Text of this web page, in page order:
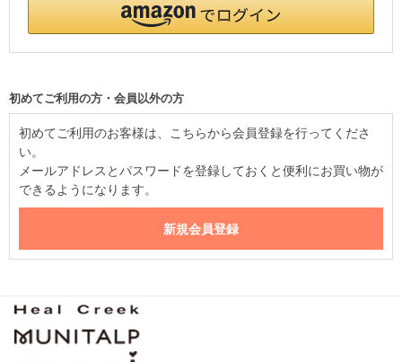
初めてご利用の方・会員以外の方
初めてご利用のお客様は、こちらから会員登録を行ってくださ
い。
メールアドレスとパスワードを登録しておくと便利にお買い物が
できるようになります。